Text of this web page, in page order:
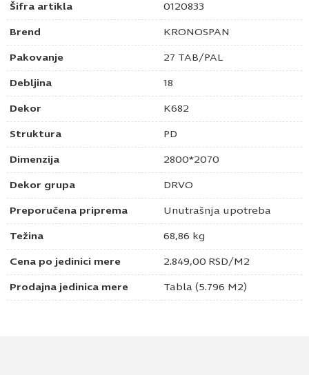
Šifra artikla 0120833
Brend KRONOSPAN
Pakovanje 27 TAB/PAL
Debljina 18
Dekor K682
Struktura PD
Dimenzija 2800*2070
Dekor grupa DRVO
Preporučena priprema Unutrašnja upotreba
Težina 68,86 kg
Cena po jedinici mere 2.849,00 RSD/M2
Prodajna jedinica mere Tabla (5.796 M2)